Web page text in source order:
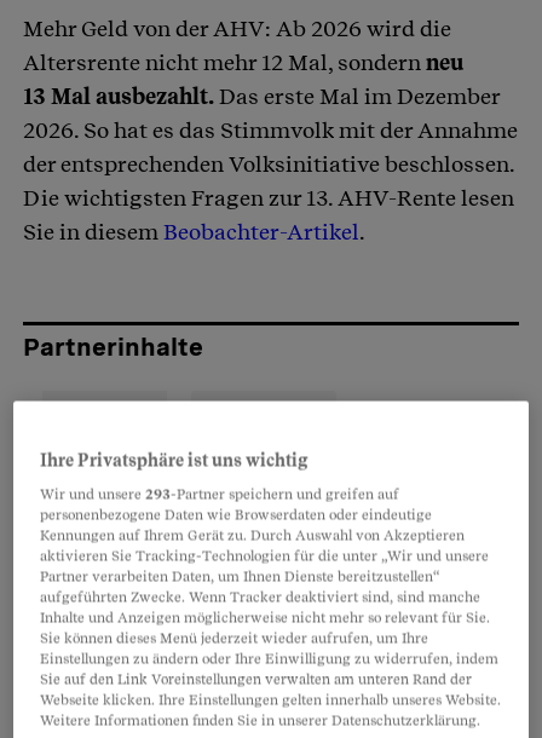
Mehr Geld von der AHV: Ab 2026 wird die
Altersrente nicht mehr 12 Mal, sondernneu
13 Mal ausbezahlt.Das erste Mal im Dezember
2026. So hat es das Stimmvolk mit der Annahme
der entsprechenden Volksinitiative beschlossen.
Die wichtigsten Fragen zur 13. AHV-Rente lesen
Sie in diesemBeobachter-Artikel.
Partnerinhalte
Hauskauf: Längere Rügefrist und
Ihre Privatsphäre ist uns wichtig
Wir und unsere293-Partner speichern und greifen auf
personenbezogene Daten wie Browserdaten oder eindeutige
Kennungen auf Ihrem Gerät zu. Durch Auswahl von Akzeptieren
aktivieren Sie Tracking-Technologien für die unter „Wir und unsere
Partner verarbeiten Daten, um Ihnen Dienste bereitzustellen“
aufgeführten Zwecke. Wenn Tracker deaktiviert sind, sind manche
Inhalte und Anzeigen möglicherweise nicht mehr so relevant für Sie.
Sie können dieses Menü jederzeit wieder aufrufen, um Ihre
Einstellungen zu ändern oder Ihre Einwilligung zu widerrufen, indem
Sie auf den Link Voreinstellungen verwalten am unteren Rand der
Webseite klicken. Ihre Einstellungen gelten innerhalb unseres Website.
Weitere Informationen finden Sie in unserer Datenschutzerklärung.